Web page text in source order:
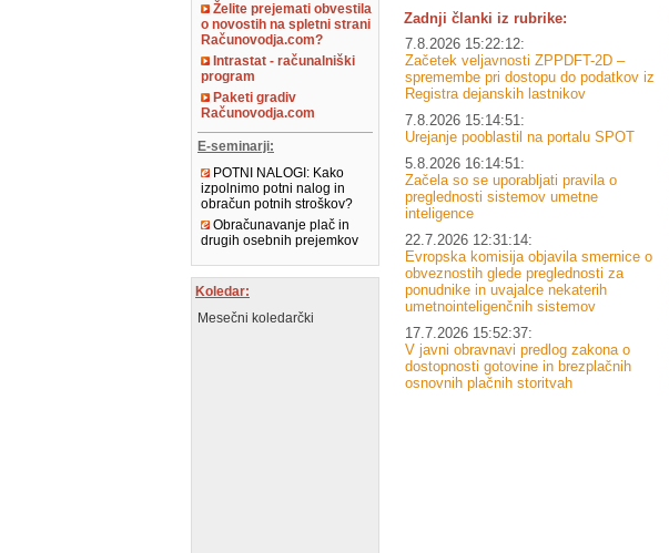
Želite prejemati obvestila
o novostih na spletni strani
Računovodja.com?
Intrastat - računalniški
program
Paketi gradiv
Računovodja.com
E-seminarji:
POTNI NALOGI: Kako
izpolnimo potni nalog in
obračun potnih stroškov?
Obračunavanje plač in
drugih osebnih prejemkov
Koledar:
Mesečni koledarčki
Zadnji članki iz rubrike:
7.8.2026 15:22:12:
Začetek veljavnosti ZPPDFT-2D –
spremembe pri dostopu do podatkov iz
Registra dejanskih lastnikov
7.8.2026 15:14:51:
Urejanje pooblastil na portalu SPOT
5.8.2026 16:14:51:
Začela so se uporabljati pravila o
preglednosti sistemov umetne
inteligence
22.7.2026 12:31:14:
Evropska komisija objavila smernice o
obveznostih glede preglednosti za
ponudnike in uvajalce nekaterih
umetnointeligenčnih sistemov
17.7.2026 15:52:37:
V javni obravnavi predlog zakona o
dostopnosti gotovine in brezplačnih
osnovnih plačnih storitvah